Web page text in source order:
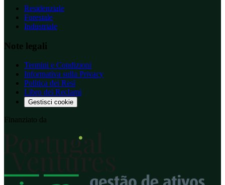
Residenziale
Forestale
Industriale
Note legali
Termini e Condizioni
Informativa sulla Privacy
Politica dei Resi
Libro dei Reclami
Gestisci cookie
Finanziato da